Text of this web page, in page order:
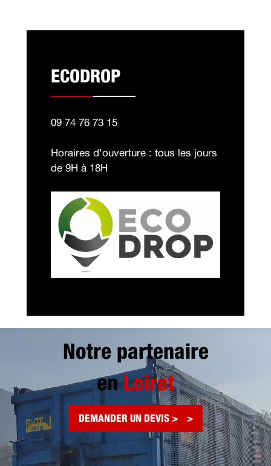
ECODROP
09 74 76 73 15
Horaires d'ouverture : tous les jours
de 9H à 18H
Notre partenaire
enLoiret
DEMANDER UN DEVIS >